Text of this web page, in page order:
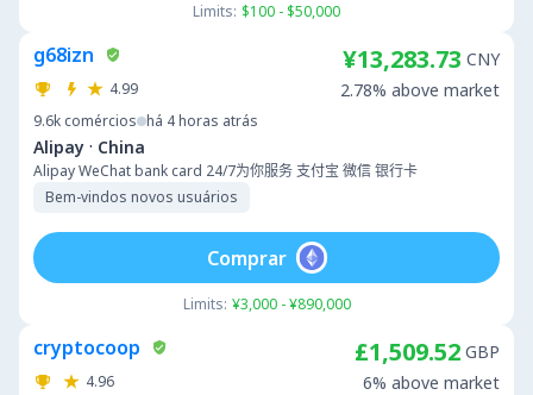
Limits: $100 - $50,000
g68izn
4.99
9.6k comércios há 4 horas atrás
Alipay · China
Alipay WeChat bank card 24/7为你服务 支付宝 微信 银行卡
Bem-vindos novos usuários
¥13,283.73 CNY
2.78% above market
Limits: ¥3,000 - ¥890,000
Comprar
cryptocoop
4.96
£1,509.52 GBP
6% above market